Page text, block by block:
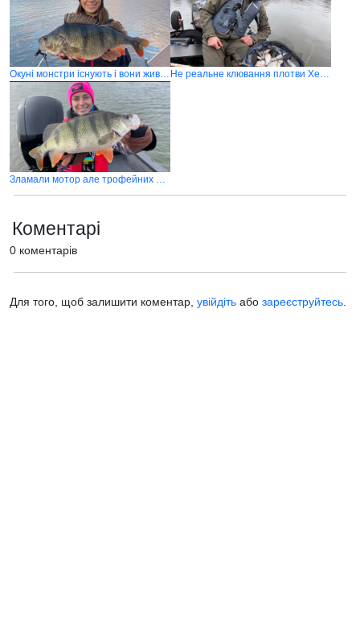
Окуні монстри існують і вони живуть в Херсоні! Delta bass - серія 1 Не реальне клювання плотви Херсонської плотви
Зламали мотор але трофейних окунів спіймали! Delta BASS - серія 2
Коментарі
0 коментарів
Для того, щоб залишити коментар, увійдіть або зареєструйтесь